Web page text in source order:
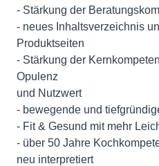
- Stärkung der
- neues Inhaltsverzeichnis
Produktseiten
- Stärkung der
Opulenz
und Nutzwert
- bewegende und
- Fit & Gesund mit mehr
- über 50 Jahre
neu interpretiert